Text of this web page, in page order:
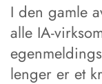
I den gamle
alle IA-
lenger er et